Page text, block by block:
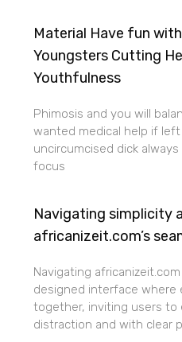
Material Have fun
Youngsters Cutting
Youthfulness
Phimosis and you will
wanted medical help if
uncircumcised dick
focus
Navigating simplicity
africanizeit.com’s
Navigating
designed interface where
together, inviting users to
distraction and with clear